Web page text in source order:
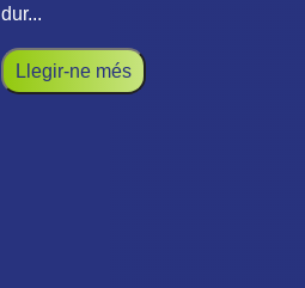
dur...
Llegir-ne més